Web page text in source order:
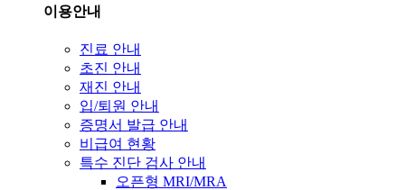
이용안내
진료 안내
초진 안내
재진 안내
입/퇴원 안내
증명서 발급 안내
비급여 현황
특수 진단 검사 안내
오픈형 MRI/MRA